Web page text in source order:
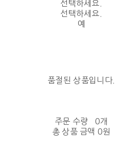
선택하세요.
선택하세요.
예
품절된 상품입니다.
주문 수량
0개
총 상품 금액 0원